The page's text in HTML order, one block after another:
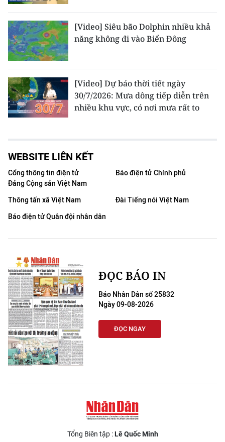
[Video] Siêu bão Dolphin nhiều khả
năng không đi vào Biển Đông
[Video] Dự báo thời tiết ngày
30/7/2026: Mưa dông tiếp diễn trên
nhiều khu vực, có nơi mưa rất to
WEBSITE LIÊN KẾT
Cổng thông tin điện tử
Đảng Cộng sản Việt Nam
Báo điện tử Chính phủ
Thông tấn xã Việt Nam
Đài Tiếng nói Việt Nam
Báo điện tử Quân đội nhân dân
ĐỌC BÁO IN
Báo Nhân Dân số 25832
Ngày 09-08-2026
ĐỌC NGAY
Tổng Biên tập :Lê Quốc Minh